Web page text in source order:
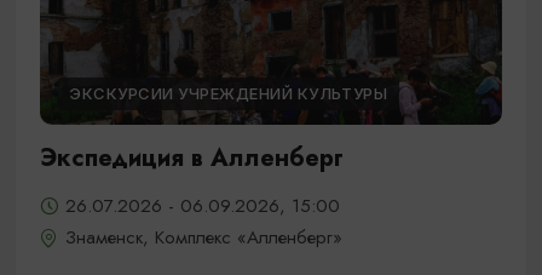
ЭКСКУРСИИ УЧРЕЖДЕНИЙ КУЛЬТУРЫ
Экспедиция в Алленберг
26.07.2026 - 06.09.2026, 15:00
Знаменск, Комплекс «Алленберг»